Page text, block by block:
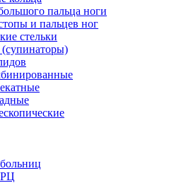
пальца ноги
и пальцев ног
стельки
РЦ